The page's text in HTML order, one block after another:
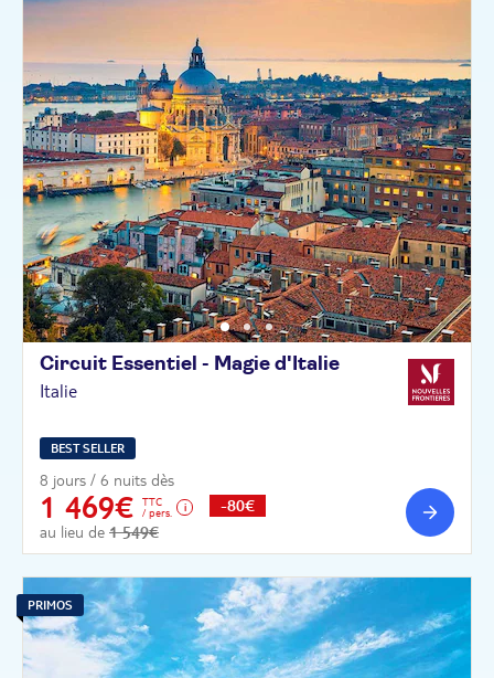
Circuit Essentiel - Magie d'Italie
Italie
BEST SELLER
8 jours / 6 nuits dès
1 469€
TTC
/ pers.
au lieu de 1 549€
-80€
PRIMOS